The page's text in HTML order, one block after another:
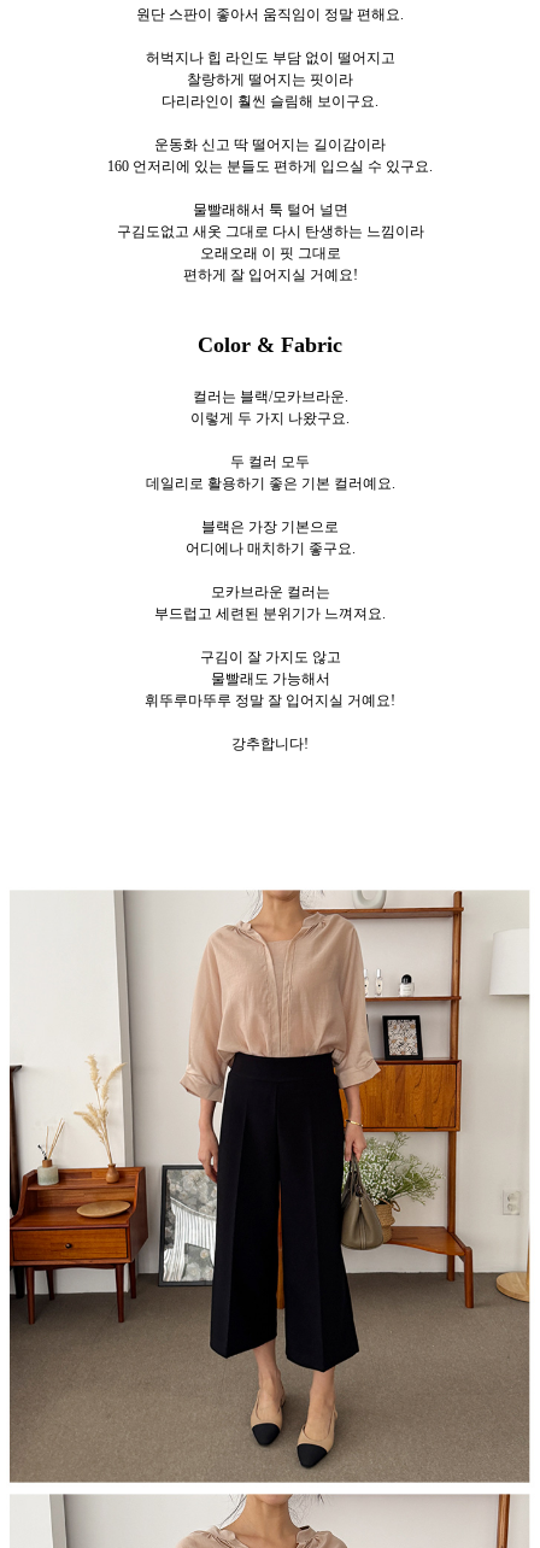
원단 스판이 좋아서 움직임이 정말 편해요.
허벅지나 힙 라인도 부담 없이 떨어지고
찰랑하게 떨어지는 핏이라
다리라인이 훨씬 슬림해 보이구요.
운동화 신고 딱 떨어지는 길이감이라
160 언저리에 있는 분들도 편하게 입으실 수 있구요.
물빨래해서 툭 털어 널면
구김도없고 새옷 그대로 다시 탄생하는 느낌이라
오래오래 이 핏 그대로
편하게 잘 입어지실 거예요!
Color & Fabric
컬러는 블랙/모카브라운.
이렇게 두 가지 나왔구요.
두 컬러 모두
데일리로 활용하기 좋은 기본 컬러예요.
블랙은 가장 기본으로
어디에나 매치하기 좋구요.
모카브라운 컬러는
부드럽고 세련된 분위기가 느껴져요.
구김이 잘 가지도 않고
물빨래도 가능해서
휘뚜루마뚜루 정말 잘 입어지실 거예요!
강추합니다!